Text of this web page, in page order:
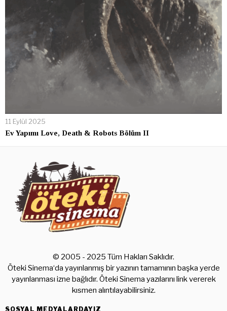
11 Eylül 2025
Ev Yapımı Love, Death & Robots Bölüm II
© 2005 - 2025 Tüm Hakları Saklıdır.
Öteki Sinema‘da yayınlanmış bir yazının tamamının başka yerde
yayınlanması izne bağlıdır. Öteki Sinema yazılarını link vererek
kısmen alıntılayabilirsiniz.
SOSYAL MEDYALARDAYIZ